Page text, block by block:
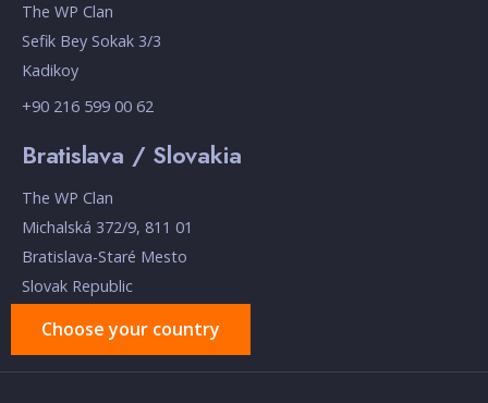
The WP Clan
Sefik Bey Sokak 3/3
Kadikoy
+90 216 599 00 62
Bratislava / Slovakia
The WP Clan
Michalská 372/9, 811 01
Bratislava-Staré Mesto
Slovak Republic
Choose your country